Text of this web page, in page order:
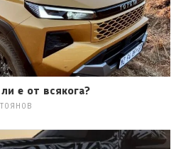
е от всякога?